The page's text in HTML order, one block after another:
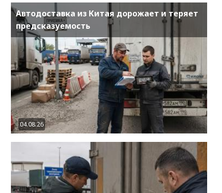
Автодоставка из Китая дорожает и теряет
предсказуемость
04.08.26